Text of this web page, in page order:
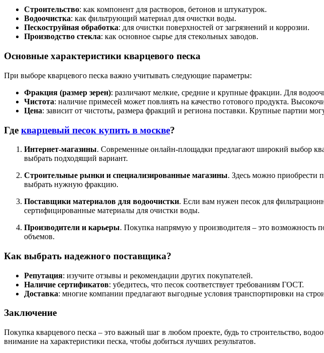
Строительство: как компонент для растворов, бетонов и штукатурок.
Водоочистка: как фильтрующий материал для очистки воды.
Пескоструйная обработка: для очистки поверхностей от загрязнений и коррозии.
Производство стекла: как основное сырье для стекольных заводов.
Основные характеристики кварцевого песка
При выборе кварцевого песка важно учитывать следующие параметры:
Фракция (размер зерен): различают мелкие, средние и крупные фракции. Для
Чистота: наличие примесей может повлиять на качество готового продукта.
Цена: зависит от чистоты, размера фракций и региона поставки. Крупные партии
Где кварцевый песок купить в москве?
Интернет-магазины. Современные онлайн-площадки предлагают широкий выбор
выбрать подходящий вариант.
Строительные рынки и специализированные магазины. Здесь можно приобрести
выбрать нужную фракцию.
Поставщики материалов для водоочистки. Если вам нужен песок для
сертифицированные материалы для очистки воды.
Производители и карьеры. Покупка напрямую у производителя – это возможность
объемов.
Как выбрать надежного поставщика?
Репутация: изучите отзывы и рекомендации других покупателей.
Наличие сертификатов: убедитесь, что песок соответствует требованиям ГОСТ.
Доставка: многие компании предлагают выгодные условия транспортировки на
Заключение
Покупка кварцевого песка – это важный шаг в любом проекте, будь то строительство,
внимание на характеристики песка, чтобы добиться лучших результатов.